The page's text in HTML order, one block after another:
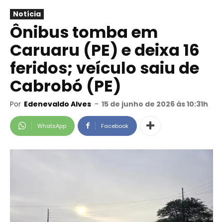
Notícia
Ônibus tomba em
Caruaru (PE) e deixa 16
feridos; veículo saiu de
Cabrobó (PE)
Por Edenevaldo Alves - 15 de junho de 2026 às 10:31h
WhatsApp Facebook